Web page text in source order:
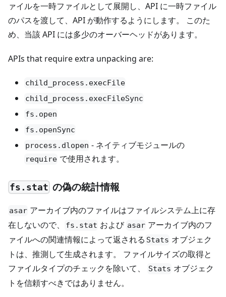
ァイルを一時ファイルとして展開し、API に一時ファイル
のパスを渡して、API が動作するようにします。 このた
め、当該 API には多少のオーバーヘッドがあります。
APIs that require extra unpacking are:
child_process.execFile
child_process.execFileSync
fs.open
fs.openSync
process.dlopen - ネイティブモジュールの
require で使用されます。
fs.stat の偽の統計情報
asar アーカイブ内のファイルはファイルシステム上に存
在しないので、
fs.stat および asar アーカイブ内のフ
ァイルへの関連情報によって返される Stats オブジェク
トは、推測して生成されます。 ファイルサイズの取得と
ファイルタイプのチェックを除いて、
Stats オブジェク
トを信頼すべきではありません。